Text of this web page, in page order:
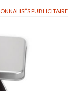
PUBLICITAIRE